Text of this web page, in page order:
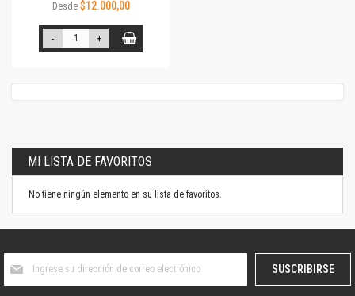
Desde $12.000,00
- +
MI LISTA DE FAVORITOS
No tiene ningún elemento en su lista de favoritos.
boletín
SUSCRIBIRSE